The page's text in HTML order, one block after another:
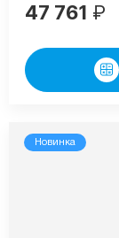
47 761 ₽
Новинка